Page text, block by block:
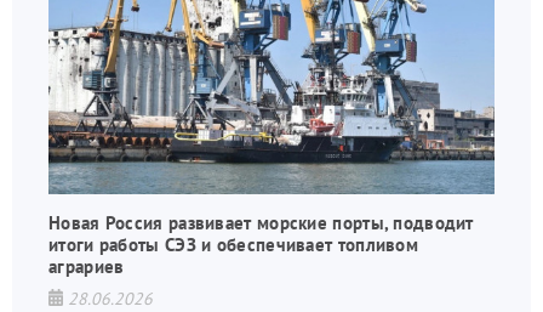
Новая Россия развивает морские порты, подводит
итоги работы СЭЗ и обеспечивает топливом
аграриев
28.06.2026